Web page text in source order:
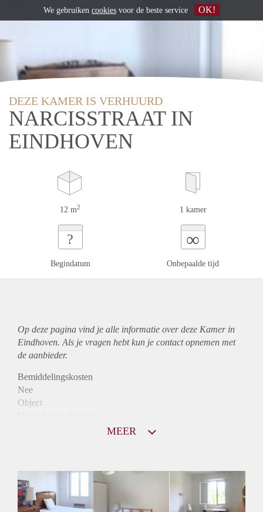
DEZE KAMER IS VERHUURD
NARCISSTRAAT IN
EINDHOVEN
12 m2 1 kamer
?
Begindatum
∞
Onbepaalde tijd
Op deze pagina vind je alle informatie over deze Kamer in
Eindhoven. Als je vragen hebt kun je contact opnemen met
de aanbieder.
Bemiddelingskosten
Nee
Object
Huurtoeslag
Niet mogelijk
Inkomen eis
MEER
We gebruiken cookies voor de beste service OK!